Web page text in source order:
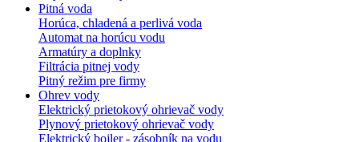
Pitná voda
Horúca, chladená a perlivá voda
Automat na horúcu vodu
Armatúry a doplnky
Filtrácia pitnej vody
Pitný režim pre firmy
Ohrev vody
Elektrický prietokový ohrievač vody
Plynový prietokový ohrievač vody
Elektrický bojler - zásobník na vodu